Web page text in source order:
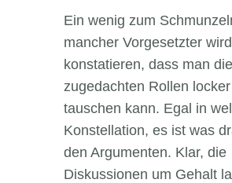
Ein wenig zum
mancher Vorgesetzter
konstatieren, dass man
zugedachten Rollen locker
tauschen kann. Egal in
Konstellation, es ist was
den Argumenten. Klar, die
Diskussionen um Gehalt